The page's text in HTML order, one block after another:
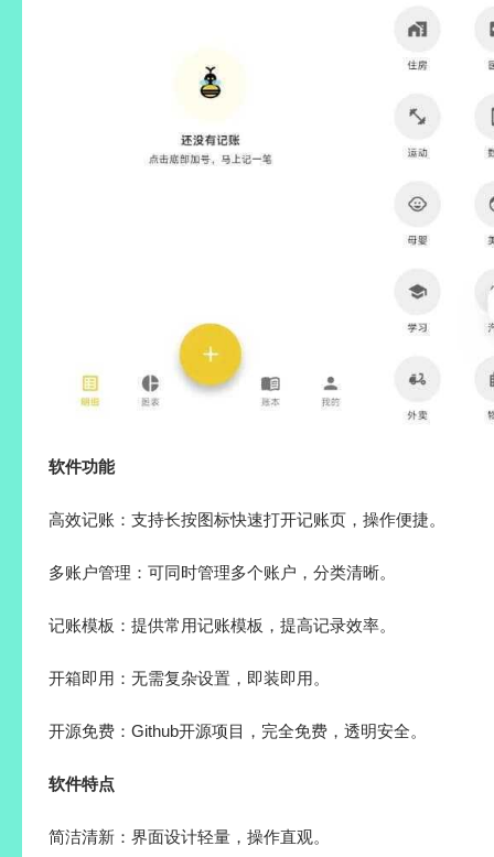
软件功能
高效记账：支持长按图标快速打开记账页，操作便捷。
多账户管理：可同时管理多个账户，分类清晰。
记账模板：提供常用记账模板，提高记录效率。
开箱即用：无需复杂设置，即装即用。
开源免费：Github开源项目，完全免费，透明安全。
软件特点
简洁清新：界面设计轻量，操作直观。